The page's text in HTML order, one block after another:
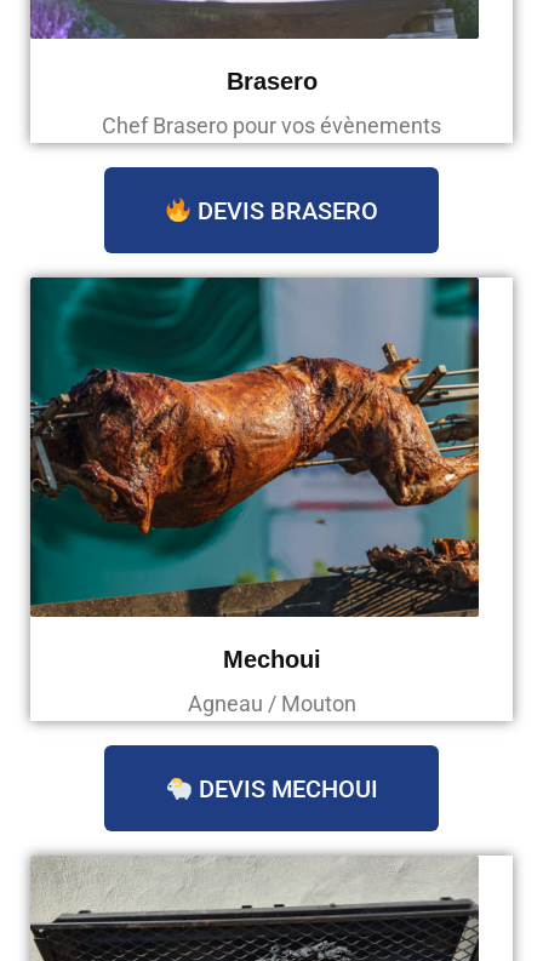
Brasero
Chef Brasero pour vos évènements
DEVIS BRASERO
Mechoui
Agneau / Mouton
DEVIS MECHOUI